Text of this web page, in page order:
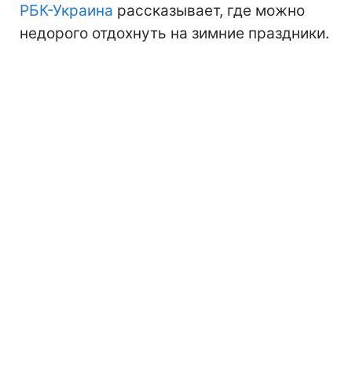
РБК-Украина рассказывает, где можно
недорого отдохнуть на зимние праздники.